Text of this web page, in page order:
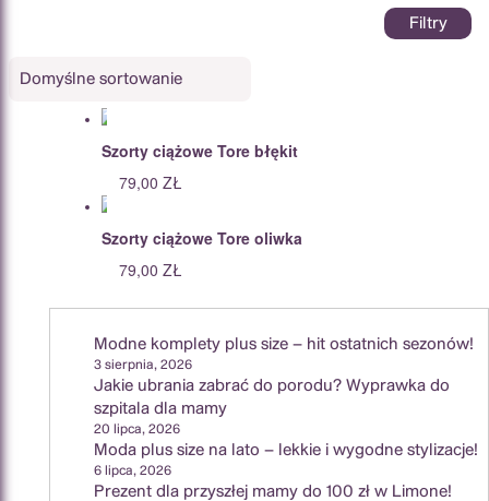
Filtry
Szorty ciążowe Tore błękit
79,00 ZŁ
Szorty ciążowe Tore oliwka
79,00 ZŁ
Modne komplety plus size – hit ostatnich sezonów!
3 sierpnia, 2026
Jakie ubrania zabrać do porodu? Wyprawka do
szpitala dla mamy
20 lipca, 2026
Moda plus size na lato – lekkie i wygodne stylizacje!
6 lipca, 2026
Prezent dla przyszłej mamy do 100 zł w Limone!